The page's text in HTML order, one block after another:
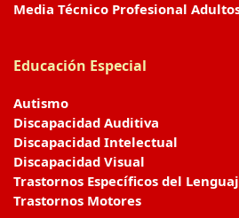
Media Técnico Profesional
Educación Especial
Autismo
Discapacidad Auditiva
Discapacidad Intelectual
Discapacidad Visual
Trastornos Específicos del
Trastornos Motores